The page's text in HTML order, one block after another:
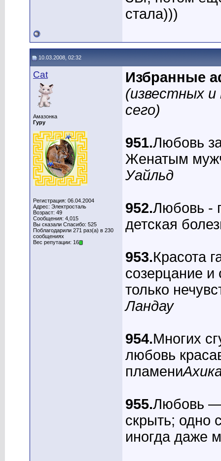
стала)))
10.03.2008, 02:32
Cat
Амазонка
Гуру
Регистрация: 06.04.2004
Адрес: Электросталь
Возраст: 49
Сообщения: 4,015
Вы сказали Спасибо: 525
Поблагодарили 271 раз(а) в 230
сообщениях
Вес репутации: 16
Избранные
(известных
сего)
951.Любовь
Женатым
Уайльд
952.Любовь -
детская
953.Красота
созерцание и
только
Ландау
954.Многих
любовь
пламени
955.Любовь —
скрыть; одно
иногда даже